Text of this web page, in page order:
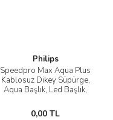
Philips
Speedpro Max Aqua Plus
Kablosuz Dikey Süpürge,
Aqua Başlık, Led Başlık,
0,00 TL